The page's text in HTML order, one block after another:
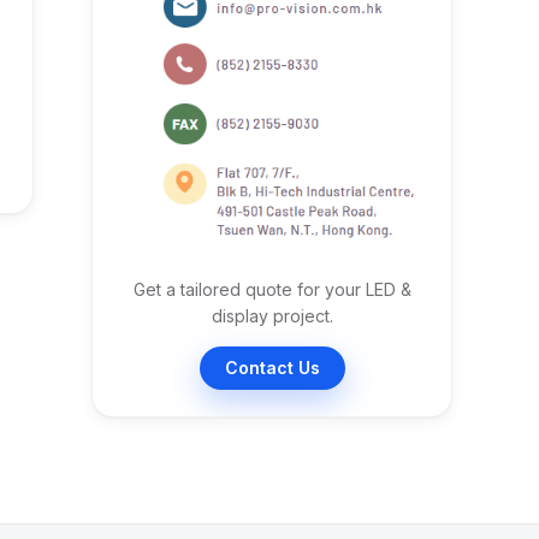
Get a tailored quote for your LED &
display project.
Contact Us